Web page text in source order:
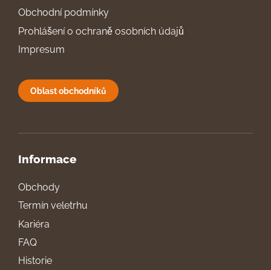
Obchodní podmínky
Prohlášení o ochraně osobních údajů
Impresum
Oblast obchodníků
Informace
Obchody
Termín veletrhu
Kariéra
FAQ
Historie